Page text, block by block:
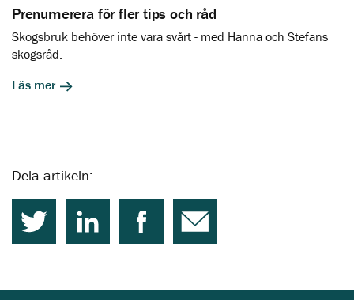
Prenumerera för fler tips och råd
Skogsbruk behöver inte vara svårt - med Hanna och Stefans
skogsråd.
Läs mer
Dela artikeln: